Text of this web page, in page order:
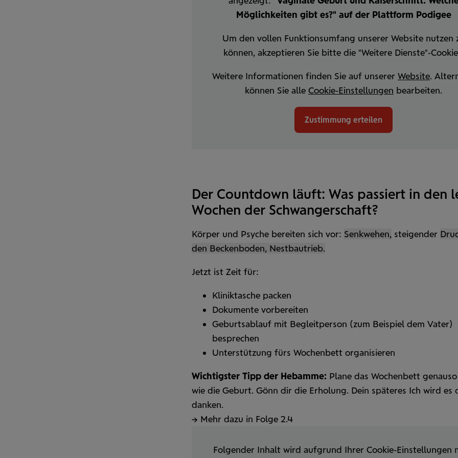
Möglichkeiten gibt es?" auf der Plattform Podigee
Um den vollen Funktionsumfang unserer Website nutzen
können, akzeptieren Sie bitte die "Weitere Dienste"-
Weitere Informationen finden Sie auf unserer Website.
können Sie alle Cookie-Einstellungen bearbeiten.
Zustimmung erteilen
Der Countdown läuft: Was passiert in den
Wochen der Schwanger­schaft?
Körper und Psyche bereiten sich vor: Senk­wehen, steigender
den Becken­boden, Nestbautrieb.
Jetzt ist Zeit für:
Kliniktasche packen
Dokumente vorbereiten
Geburts­ablauf mit Begleit­person (zum Beispiel dem Vater)
besprechen
Unter­stützung fürs Wochen­bett organisieren
Wichtigster Tipp der Hebamme: Plane das Wochen­bett
wie die Geburt. Gönn dir die Erholung. Dein späteres Ich wird es
danken.
→ Mehr dazu in Folge 2.4
Folgender Inhalt wird aufgrund Ihrer Cookie-Einstellungen